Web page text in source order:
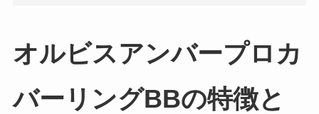
オルビスアンバープロカ
バーリングBBの特徴と